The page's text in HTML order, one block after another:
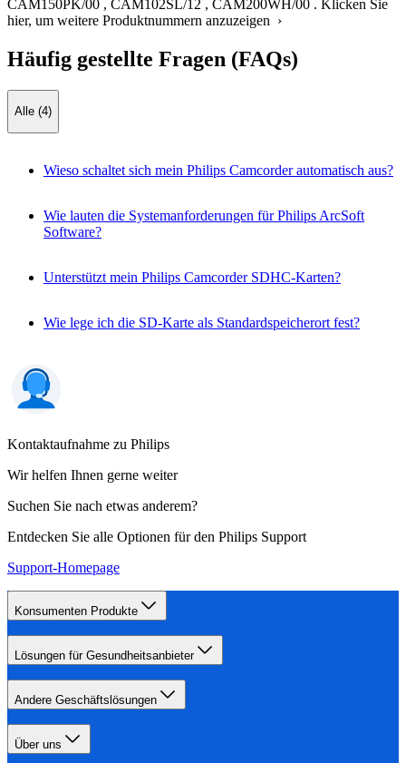
CAM150PK/00 , CAM102SL/12 , CAM200WH/00 . Klicken Sie
hier, um weitere Produktnummern anzuzeigen ›
Häufig gestellte Fragen (FAQs)
Alle (4)
Wieso schaltet sich mein Philips Camcorder automatisch aus?
Wie lauten die Systemanforderungen für Philips ArcSoft
Software?
Unterstützt mein Philips Camcorder SDHC-Karten?
Wie lege ich die SD-Karte als Standardspeicherort fest?
Kontaktaufnahme zu Philips
Wir helfen Ihnen gerne weiter
Suchen Sie nach etwas anderem?
Entdecken Sie alle Optionen für den Philips Support
Support-Homepage
Konsumenten Produkte
Lösungen für Gesundheitsanbieter
Andere Geschäftslösungen
Über uns